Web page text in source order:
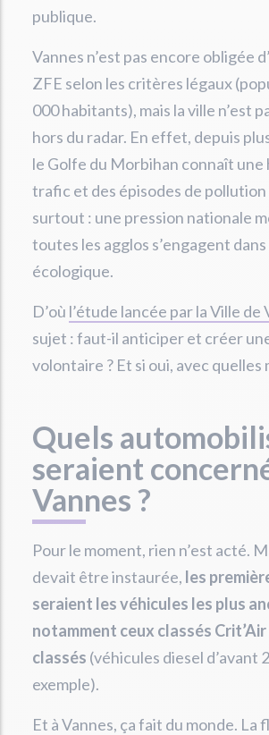
publique.
Vannes n’est pas encore obligée
ZFE selon les critères légaux
000 habitants), mais la ville n’est
hors du radar. En effet, depuis
le Golfe du Morbihan connaît une
trafic et des épisodes de
surtout : une pression nationale
toutes les agglos s’engagent
écologique.
D’où l’étude lancée par la Ville de
sujet : faut-il anticiper et créer
volontaire ? Et si oui, avec quelles
Quels
seraient
Vannes ?
Pour le moment, rien n’est acté.
devait être instaurée, les
seraient les véhicules les plus
notamment ceux classés Crit’Air
classés (véhicules diesel d’avant
exemple).
Et à Vannes, ça fait du monde. La